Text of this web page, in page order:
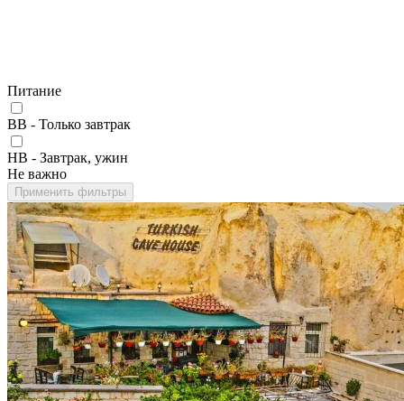
Питание
BB - Только завтрак
HB - Завтрак, ужин
Не важно
Применить фильтры